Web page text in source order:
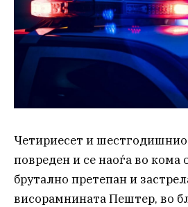
Четириесет и
повреден и се наоѓа во кома
брутално претепан и
висорамнината Пештер, во